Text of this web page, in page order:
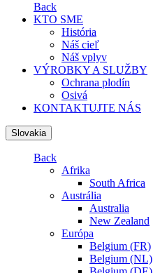
Back
KTO SME
História
Náš cieľ
Náš vplyv
VÝROBKY A SLUŽBY
Ochrana plodín
Osivá
KONTAKTUJTE NÁS
Slovakia
Back
Afrika
South Africa
Austrália
Australia
New Zealand
Európa
Belgium (FR)
Belgium (NL)